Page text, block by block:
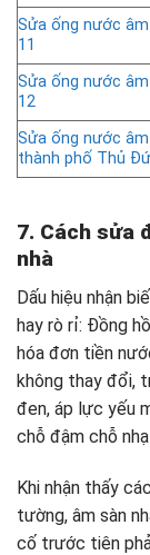
Sửa ống nước
11
Sửa ống nước
12
Sửa ống nước
thành phố Thủ
7. Cách sửa
nhà
Dấu hiệu nhận
hay rò rỉ: Đồng
hóa đơn tiền
không thay đổi,
đen, áp lực yếu
chỗ đậm chỗ
Khi nhận thấy
tường, âm sàn
cố trước tiên